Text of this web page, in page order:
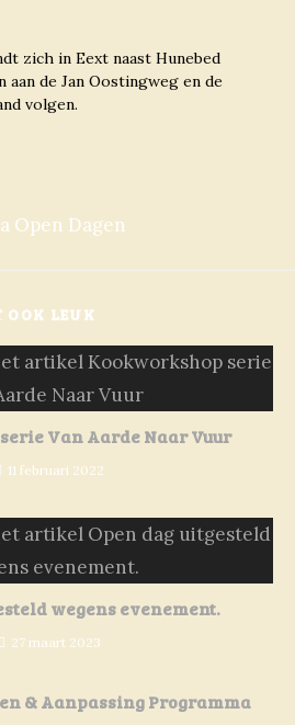
zich in Eext naast Hunebed
aan de Jan Oostingweg en de
volgen.
LEUK
Van Aarde Naar Vuur
11 februari 2022
wegens evenement.
27 maart 2023
& Aanpassing Programma